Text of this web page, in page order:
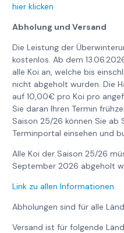
hier klicken
Abholung und Versand
Die Leistung der
kostenlos. Ab dem
alle Koi an, welche bis
nicht abgeholt wurden. Die
auf 10,00€ pro Koi pro
Sie daran Ihren Termin
Saison 25/26 können Sie ab
Terminportal einsehen und
Alle Koi der Saison 25/26
September 2026 abgeholt
Link zu allen Informationen
Abholungen sind für alle
Versand ist für folgende